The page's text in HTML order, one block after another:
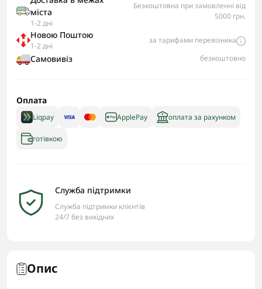
міста
1-2 дні
Безкоштовна при замовленні від
5000 грн.
Новою Поштою
1-2 дні
за тарифами перевізника
Самовивіз безкоштовно
Оплата
Liqpay ApplePay оплата за рахунком
готівкою
Служба підтримки
Служба підтримки клієнтів
24/7 без вихідних
Опис